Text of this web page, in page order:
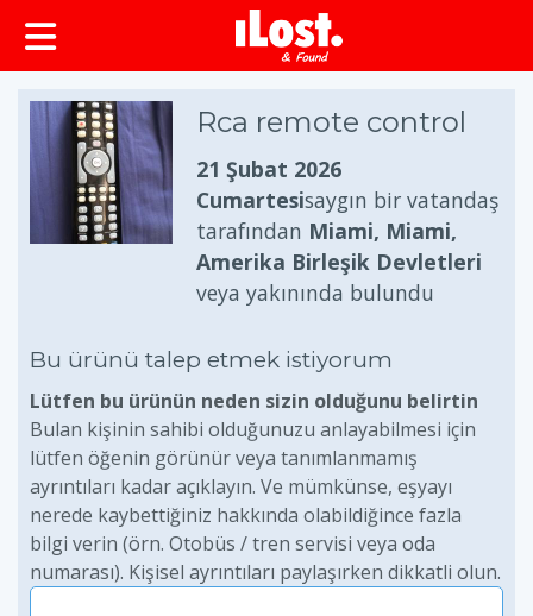
Rca remote control
21 Şubat 2026
Cumartesisaygın bir vatandaş
tarafından Miami, Miami,
Amerika Birleşik Devletleri
veya yakınında bulundu
Bu ürünü talep etmek istiyorum
Lütfen bu ürünün neden sizin olduğunu belirtin
Bulan kişinin sahibi olduğunuzu anlayabilmesi için
lütfen öğenin görünür veya tanımlanmamış
ayrıntıları kadar açıklayın. Ve mümkünse, eşyayı
nerede kaybettiğiniz hakkında olabildiğince fazla
bilgi verin (örn. Otobüs / tren servisi veya oda
numarası). Kişisel ayrıntıları paylaşırken dikkatli olun.